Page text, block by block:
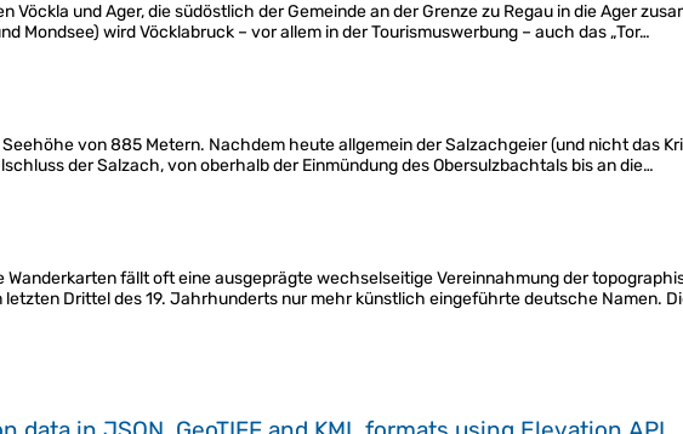
Vöckla und Ager, die südöstlich der Gemeinde an der Grenze zu Regau in die Ager
Mondsee) wird Vöcklabruck – vor allem in der Tourismuswerbung – auch das „Tor…
von 885 Metern. Nachdem heute allgemein der Salzachgeier (und nicht das
der Salzach, von oberhalb der Einmündung des Obersulzbachtals bis an die…
fällt oft eine ausgeprägte wechselseitige Vereinnahmung der
Drittel des 19. Jahrhunderts nur mehr künstlich eingeführte deutsche Namen.